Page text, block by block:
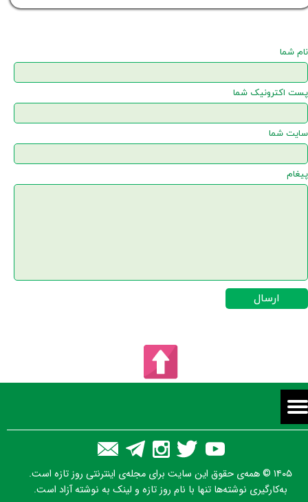
نام شما
پست اکترونیک شما
سایت شما
پیغام
ارسال
۱۴۰۵ © همه‌ی حقوق این سایت برای مجله‌ی اینترنتی روز تازه است.
به‌کارگیری نوشته‌ها تنها با نام روز تازه و لینک به نوشته آزاد است.